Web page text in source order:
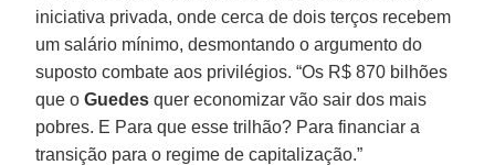
iniciativa privada, onde cerca de dois terços recebem
um salário mínimo, desmontando o argumento do
suposto combate aos privilégios. “Os R$ 870 bilhões
que oGuedes quer economizar vão sair dos mais
pobres. E Para que esse trilhão? Para financiar a
transição para o regime de capitalização.”